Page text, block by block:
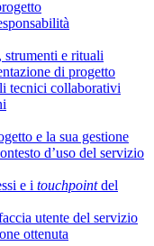
strumenti e rituali
di progetto
tecnici collaborativi
e la sua gestione
d’uso del servizio
e i touchpointdel
utente del servizio
ottenuta